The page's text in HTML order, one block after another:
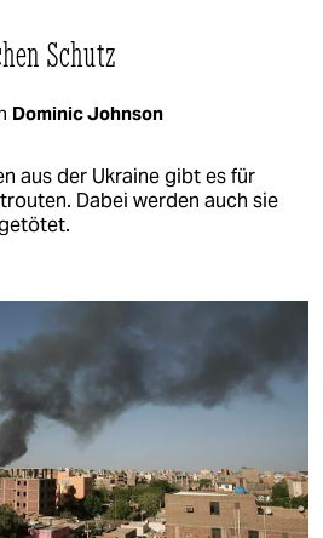
Schutz
Dominic Johnson
aus der Ukraine gibt es für
Dabei werden auch sie